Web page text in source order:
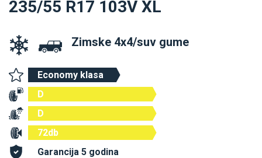
235/55 R17 103V XL
Zimske 4x4/suv gume
Economy klasa
D
D
72db
Garancija 5 godina